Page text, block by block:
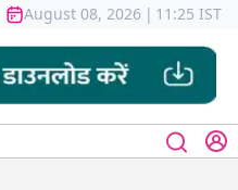
August 08, 2026 | 11:25 IST